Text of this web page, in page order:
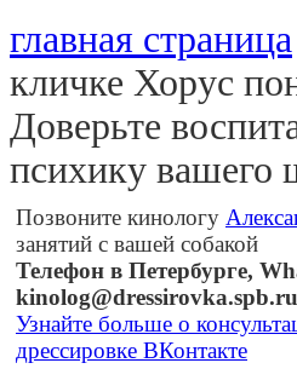
главная страница
кличке Хорус
Доверьте
психику вашего
Позвоните кинологу
занятий с вашей собакой
Телефон в Петербурге,
kinolog@dressirovka.spb.ru
Узнайте больше о
дрессировке ВКонтакте